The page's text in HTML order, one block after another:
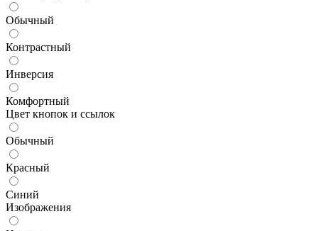
Обычный
Контрастный
Инверсия
Комфортный
Цвет кнопок и ссылок
Обычный
Красный
Синий
Изображения